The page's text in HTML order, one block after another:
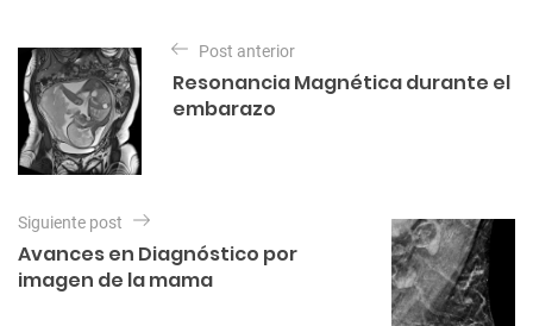
a
s
a
v
e
g
a
c
i
Post anterior
Resonancia Magnética durante el
embarazo
Siguiente post
Avances en Diagnóstico por
imagen de la mama